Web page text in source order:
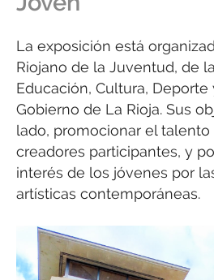
La exposición está
Riojano de la Juventud, de
Educación, Cultura,
Gobierno de La Rioja. Sus
lado, promocionar el
creadores participantes, y
interés de los jóvenes por
artísticas contemporáneas.